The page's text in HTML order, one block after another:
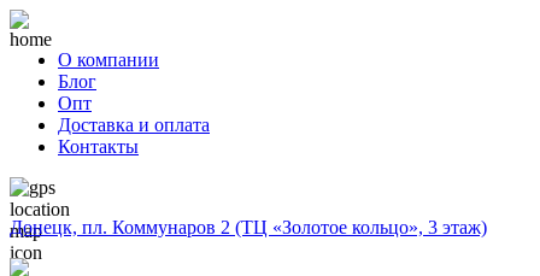
О компании
Блог
Опт
Доставка и оплата
Контакты
Донецк, пл. Коммунаров 2 (ТЦ «Золотое кольцо», 3 этаж)